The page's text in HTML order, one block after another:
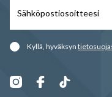
Kyllä, hyväksyn